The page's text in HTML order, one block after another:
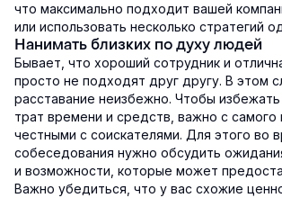
что максимально подходит вашей
или использовать несколько стратегий
Нанимать близких по духу людей
Бывает, что хороший сотрудник и
просто не подходят друг другу. В этом
расставание неизбежно. Чтобы
трат времени и средств, важно с самого
честными с соискателями. Для этого во
собеседования нужно обсудить
и возможности, которые может
Важно убедиться, что у вас схожие